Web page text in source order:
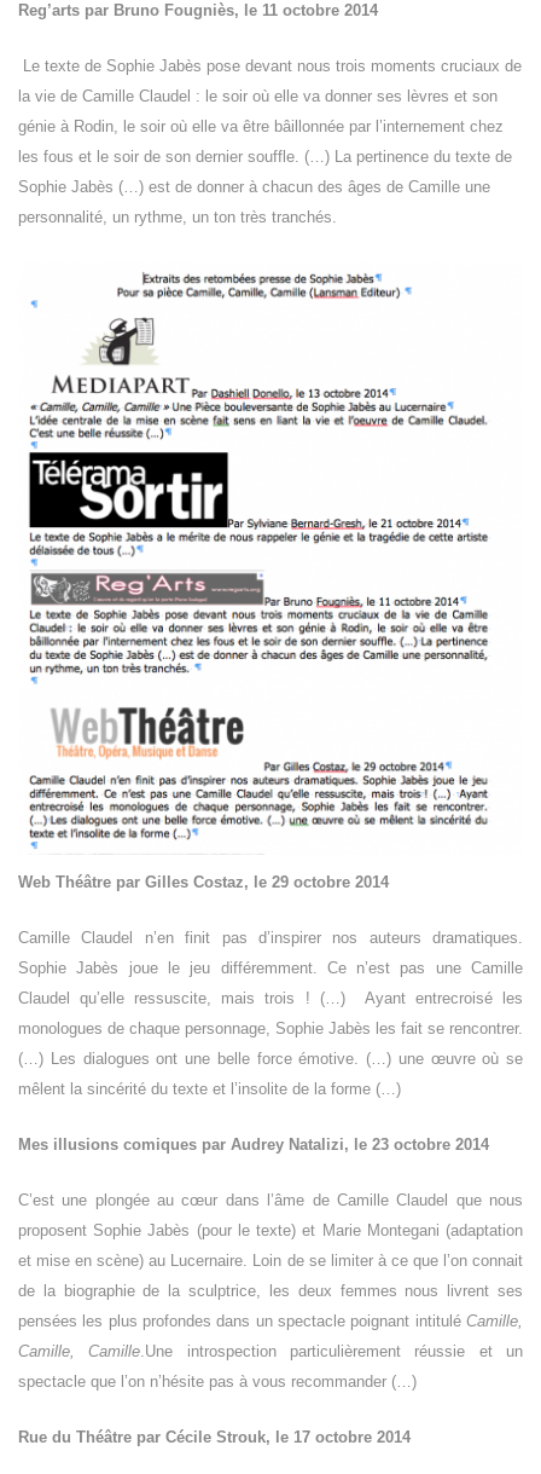
Reg’arts par Bruno Fougniès, le 11 octobre 2014
Le texte de Sophie Jabès pose devant nous trois moments cruciaux de
la vie de Camille Claudel : le soir où elle va donner ses lèvres et son
génie à Rodin, le soir où elle va être bâillonnée par l’internement chez
les fous et le soir de son dernier souffle. (…) La pertinence du texte de
Sophie Jabès (…) est de donner à chacun des âges de Camille une
personnalité, un rythme, un ton très tranchés.
Web Théâtre par Gilles Costaz, le 29 octobre 2014
Camille Claudel n’en finit pas d’inspirer nos auteurs dramatiques.
Sophie Jabès joue le jeu différemment. Ce n’est pas une Camille
Claudel qu’elle ressuscite, mais trois ! (…) Ayant entrecroisé les
monologues de chaque personnage, Sophie Jabès les fait se rencontrer.
(…) Les dialogues ont une belle force émotive. (…) une œuvre où se
mêlent la sincérité du texte et l’insolite de la forme (…)
Mes illusions comiques par Audrey Natalizi, le 23 octobre 2014
C’est une plongée au cœur dans l’âme de Camille Claudel que nous
proposent Sophie Jabès (pour le texte) et Marie Montegani (adaptation
et mise en scène) au Lucernaire. Loin de se limiter à ce que l’on connait
de la biographie de la sculptrice, les deux femmes nous livrent ses
pensées les plus profondes dans un spectacle poignant intitulé Camille,
Camille, Camille .Une introspection particulièrement réussie et un
spectacle que l’on n’hésite pas à vous recommander (…)
Rue du Théâtre par Cécile Strouk, le 17 octobre 2014